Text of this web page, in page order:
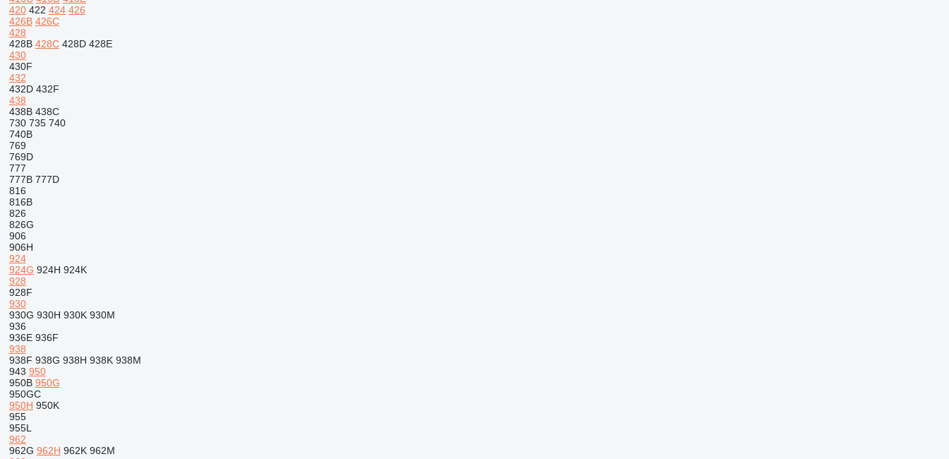
420 422 424 426
426B 426C
428
428B 428C 428D 428E
430
430F
432
432D 432F
438
438B 438C
730 735 740
740B
769
769D
777
777B 777D
816
816B
826
826G
906
906H
924
924G 924H 924K
928
928F
930
930G 930H 930K 930M
936
936E 936F
938
938F 938G 938H 938K 938M
943 950
950B 950G
950GC
950H 950K
955
955L
962
962G 962H 962K 962M